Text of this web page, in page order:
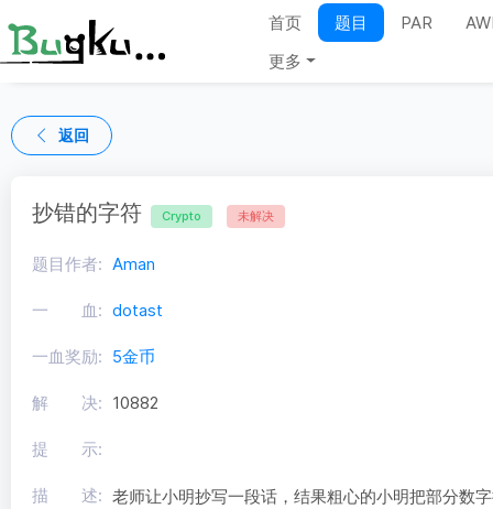
首页 题目 PAR
更多
返回
抄错的字符 Crypto 未解决
题目作者: Aman
一 血: dotast
一血奖励: 5金币
解 决: 10882
提 示:
描 述: 老师让小明抄写一段话，结果粗心的小明把部分数